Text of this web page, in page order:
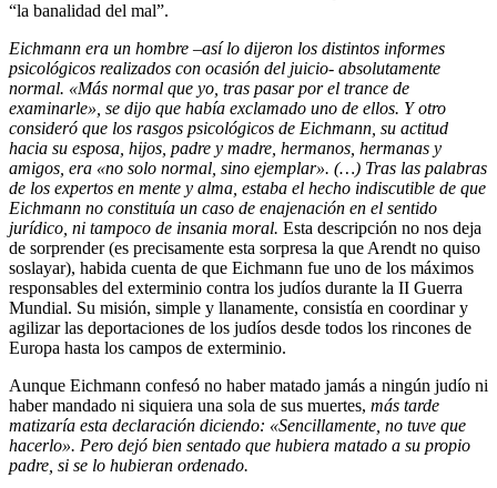
“la banalidad del mal”.
Eichmann era un hombre –así lo dijeron los distintos informes
psicológicos realizados con ocasión del juicio- absolutamente
normal. «Más normal que yo, tras pasar por el trance de
examinarle», se dijo que había exclamado uno de ellos. Y otro
consideró que los rasgos psicológicos de Eichmann, su actitud
hacia su esposa, hijos, padre y madre, hermanos, hermanas y
amigos, era «no solo normal, sino ejemplar». (…) Tras las palabras
de los expertos en mente y alma, estaba el hecho indiscutible de que
Eichmann no constituía un caso de enajenación en el sentido
jurídico, ni tampoco de insania moral. Esta descripción no nos deja
de sorprender (es precisamente esta sorpresa la que Arendt no quiso
soslayar), habida cuenta de que Eichmann fue uno de los máximos
responsables del exterminio contra los judíos durante la II Guerra
Mundial. Su misión, simple y llanamente, consistía en coordinar y
agilizar las deportaciones de los judíos desde todos los rincones de
Europa hasta los campos de exterminio.
Aunque Eichmann confesó no haber matado jamás a ningún judío ni
haber mandado ni siquiera una sola de sus muertes, más tarde
matizaría esta declaración diciendo: «Sencillamente, no tuve que
hacerlo». Pero dejó bien sentado que hubiera matado a su propio
padre, si se lo hubieran ordenado.